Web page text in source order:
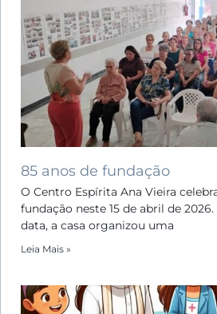
85 anos de fundação
O Centro Espírita Ana Vieira
fundação neste 15 de abril de
data, a casa organizou uma
Leia Mais »